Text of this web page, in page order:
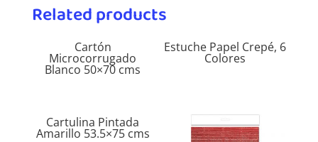
Related products
Cartón
Microcorrugado
Blanco 50×70 cms
Estuche Papel Crepé, 6
Colores
Cartulina Pintada
Amarillo 53.5×75 cms